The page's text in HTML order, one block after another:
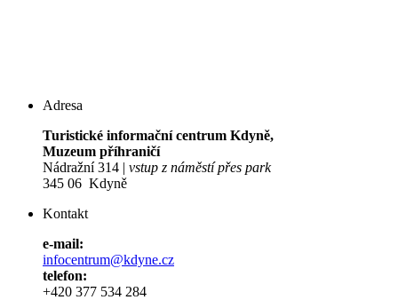
Adresa
Turistické informační centrum Kdyně,
Muzeum příhraničí
Nádražní 314 | vstup z náměstí přes park
345 06 Kdyně
Kontakt
e-mail:
infocentrum@kdyne.cz
telefon:
+420 377 534 284